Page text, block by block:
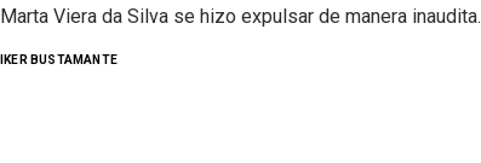
Marta Viera da Silva se hizo expulsar de manera inaudita.
IKER BUSTAMANTE